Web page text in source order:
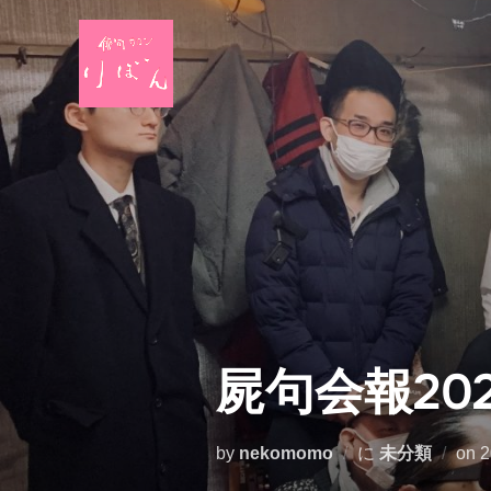
ン
テ
ン
ツ
へ
屍句会報
by nekomomo に 未分類 on